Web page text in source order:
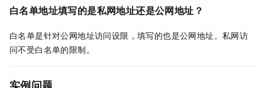
白名单地址填写的是私网地址还是公网地址？
白名单是针对公网地址访问设限，填写的也是公网地址。私网访
问不受白名单的限制。
实例问题